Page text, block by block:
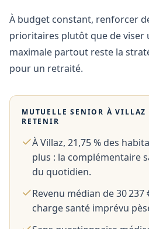
À budget constant, renforcer
prioritaires plutôt que de viser
maximale partout reste la
pour un retraité.
MUTUELLE SENIOR ÀVILLAZ
RETENIR
À Villaz, 21,75 % des
plus : la complémentaire
du quotidien.
Revenu médian de 30
charge santé imprévu